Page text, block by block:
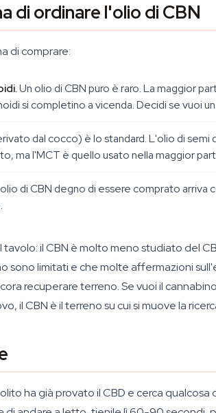
di ordinare l'olio di CBN
di comprare:
Un olio di CBN puro è raro. La maggior
si completino a vicenda. Decidi se vuoi
dal cocco) è lo standard. L'olio di
ma l'MCT è quello usato nella maggior
di CBN degno di essere comprato arriva
il CBN è molto meno studiato del
sono limitati e che molte affermazioni
recuperare terreno. Se vuoi il
il CBN è il terreno su cui si muove la
ha già provato il CBD e cerca